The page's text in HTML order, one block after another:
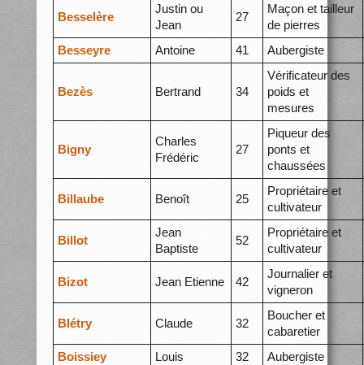
Besselère
Justin ou
Jean
27
Maçon et tailleur
de pierres
Besseyre
Antoine 41 Aubergiste
Bezès Bertrand 34
Vérificateur des
poids et
mesures
Bigny
Charles
Frédéric
27
Piqueur des
ponts et
chaussées
Billaube Benoît 25
Propriétaire et
cultivateur
Billot
Jean
Baptiste
52
Propriétaire et
cultivateur
Bizot Jean Etienne 42
Journalier et
vigneron
Blétry Claude 32
Boucher et
cabaretier
Boissiey
Louis 32 Aubergiste